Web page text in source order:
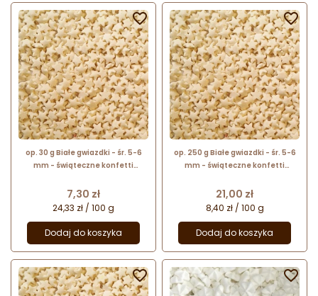
op. 30 g Białe gwiazdki - śr. 5-6
mm - świąteczne konfetti
Cena
7,30 zł
24,33 zł / 100 g
Dodaj do koszyka

op. 250 g Białe gwiazdki - śr. 5-6
mm - świąteczne konfetti
Cena
21,00 zł
8,40 zł / 100 g
Dodaj do koszyka

 